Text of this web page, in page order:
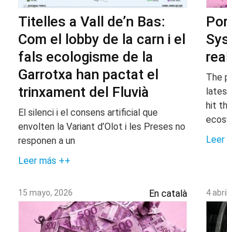
Titelles a Vall de’n Bas:
Com el lobby de la carn i el
fals ecologisme de la
Garrotxa han pactat el
trinxament del Fluvià
El silenci i el consens artificial que
envolten la Variant d’Olot i les Preses no
responen a un
Leer más ++
The
hit
Leer
15 mayo, 2026 En català 4